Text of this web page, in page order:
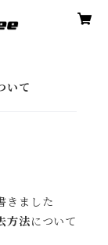
いて
きました
方法について